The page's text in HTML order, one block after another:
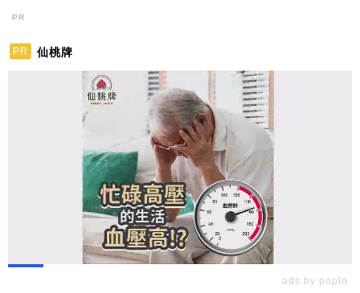
PR
PR 仙桃牌
ads by popIn